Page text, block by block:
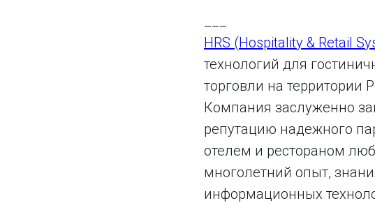
HRS (Hospitality & Retail
технологий для
торговли на территории
Компания заслуженно
репутацию надежного
отелем и рестораном
многолетний опыт,
информационных